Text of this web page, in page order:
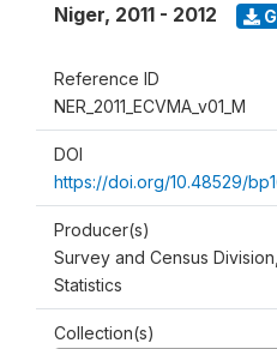
Niger, 2011 - 2012
Reference ID
NER_2011_ECVMA_v01_M
DOI
https://doi.org/10.48529/
Producer(s)
Survey and Census
Statistics
Collection(s)